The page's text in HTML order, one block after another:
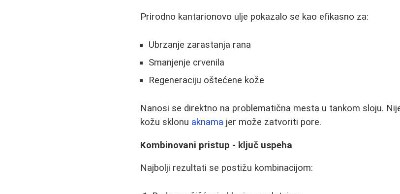
Prirodno kantarionovo ulje pokazalo se kao efikasno za:
Ubrzanje zarastanja rana
Smanjenje crvenila
Regeneraciju oštećene kože
Nanosi se direktno na problematična mesta u tankom sloju.
kožu sklonu aknama jer može zatvoriti pore.
Kombinovani pristup - ključ uspeha
Najbolji rezultati se postižu kombinacijom: